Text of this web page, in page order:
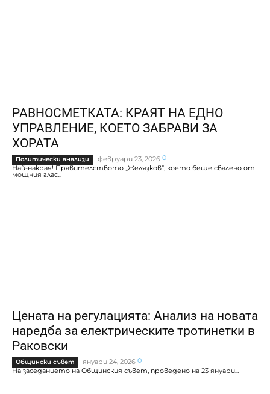
РАВНОСМЕТКАТА: КРАЯТ НА ЕДНО
УПРАВЛЕНИЕ, КОЕТО ЗАБРАВИ ЗА
ХОРАТА
Политически анализи февруари 23, 2026 0
Най-накрая! Правителството „Желязков“, което беше свалено от
мощния глас...
Цената на регулацията: Анализ на новата
наредба за електрическите тротинетки в
Раковски
Общински съвет януари 24, 2026 0
На заседанието на Общинския съвет, проведено на 23 януари...